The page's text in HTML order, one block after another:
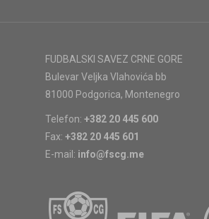
FUDBALSKI SAVEZ CRNE GORE
Bulevar Veljka Vlahovića bb
81000 Podgorica, Montenegro
Telefon: +382 20 445 600
Fax: +382 20 445 601
E-mail: info@fscg.me